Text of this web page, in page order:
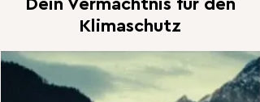
Dein Vermächtnis für den
Klimaschutz